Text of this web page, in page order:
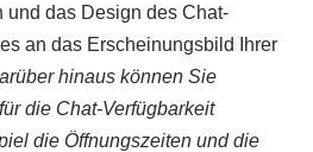
und das Design des Chat-
an das Erscheinungsbild Ihrer
hinaus können Sie
die Chat-Verfügbarkeit
die Öffnungszeiten und die